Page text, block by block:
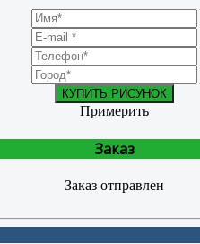
КУПИТЬ РИСУНОК
Примерить
Заказ
Заказ отправлен